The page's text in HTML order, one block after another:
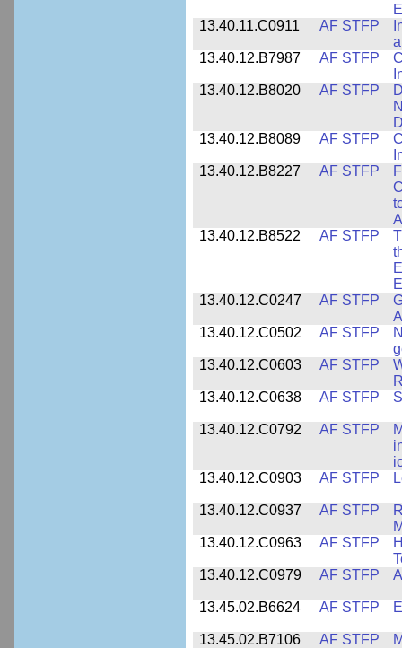
13.40.11.C0911
AF STFP
13.40.12.B7987
AF STFP
13.40.12.B8020
AF STFP
13.40.12.B8089
AF STFP
13.40.12.B8227
AF STFP
13.40.12.B8522
AF STFP
13.40.12.C0247
AF STFP
13.40.12.C0502
AF STFP
13.40.12.C0603
AF STFP
13.40.12.C0638
AF STFP
13.40.12.C0792 AF STFP
13.40.12.C0903
AF STFP
13.40.12.C0937 AF STFP
13.40.12.C0963
AF STFP
13.40.12.C0979
AF STFP
13.45.02.B6624 AF STFP
13.45.02.B7106 AF STFP